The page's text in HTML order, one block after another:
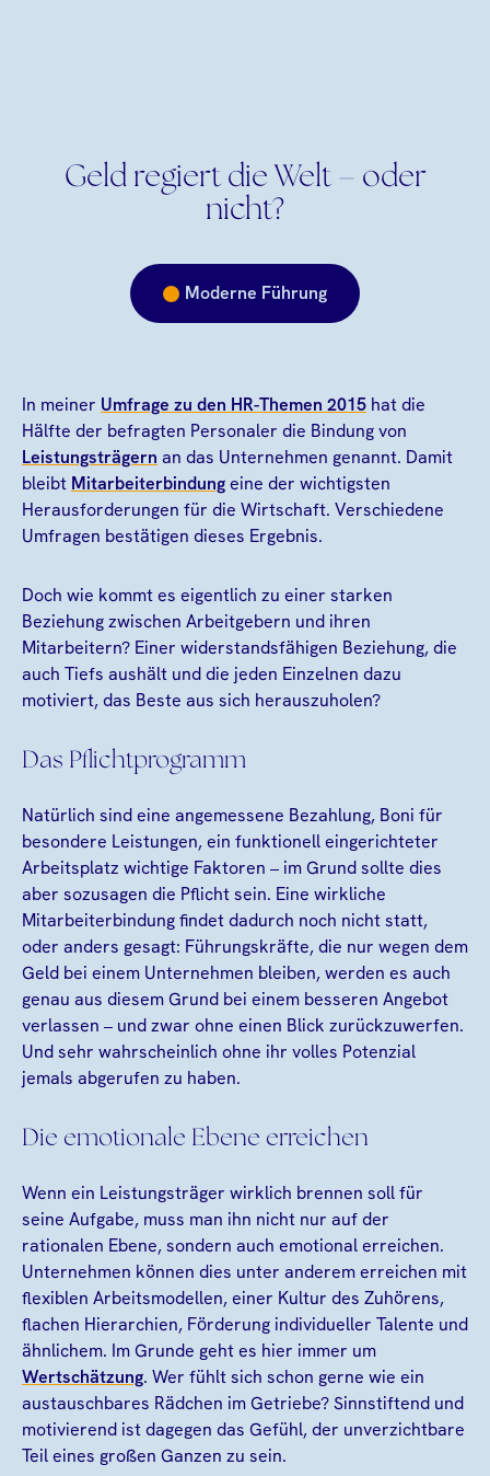
Geld regiert die Welt – oder
nicht?
Moderne Führung
In meiner Umfrage zu den HR-Themen 2015 hat die
Hälfte der befragten Personaler die Bindung von
Leistungsträgern an das Unternehmen genannt. Damit
bleibt Mitarbeiterbindungeine der wichtigsten
Herausforderungen für die Wirtschaft. Verschiedene
Umfragen bestätigen dieses Ergebnis.
Doch wie kommt es eigentlich zu einer starken
Beziehung zwischen Arbeitgebern und ihren
Mitarbeitern? Einer widerstandsfähigen Beziehung, die
auch Tiefs aushält und die jeden Einzelnen dazu
motiviert, das Beste aus sich herauszuholen?
Das Pflichtprogramm
Natürlich sind eine angemessene Bezahlung, Boni für
besondere Leistungen, ein funktionell eingerichteter
Arbeitsplatz wichtige Faktoren – im Grund sollte dies
aber sozusagen die Pflicht sein. Eine wirkliche
Mitarbeiterbindung findet dadurch noch nicht statt,
oder anders gesagt: Führungskräfte, die nur wegen dem
Geld bei einem Unternehmen bleiben, werden es auch
genau aus diesem Grund bei einem besseren Angebot
verlassen – und zwar ohne einen Blick zurückzuwerfen.
Und sehr wahrscheinlich ohne ihr volles Potenzial
jemals abgerufen zu haben.
Die emotionale Ebene erreichen
Wenn ein Leistungsträger wirklich brennen soll für
seine Aufgabe, muss man ihn nicht nur auf der
rationalen Ebene, sondern auch emotional erreichen.
Unternehmen können dies unter anderem erreichen mit
flexiblen Arbeitsmodellen, einer Kultur des Zuhörens,
flachen Hierarchien, Förderung individueller Talente und
ähnlichem. Im Grunde geht es hier immer um
Wertschätzung. Wer fühlt sich schon gerne wie ein
austauschbares Rädchen im Getriebe? Sinnstiftend und
motivierend ist dagegen das Gefühl, der unverzichtbare
Teil eines großen Ganzen zu sein.